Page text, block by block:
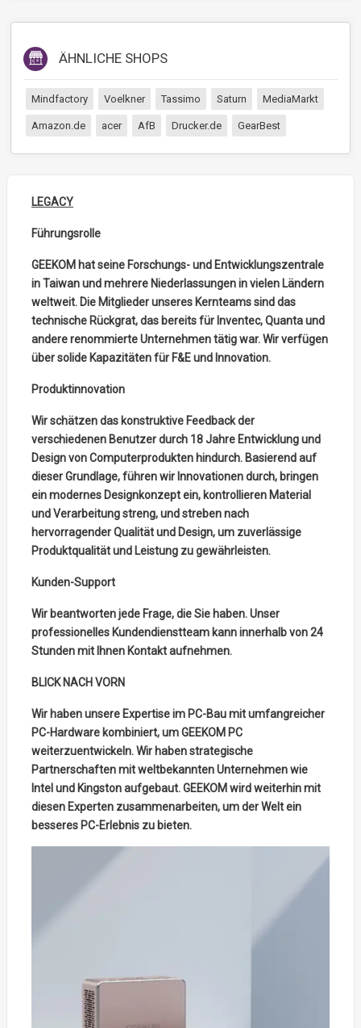
ÄHNLICHE SHOPS
Mindfactory Voelkner Tassimo Saturn MediaMarkt
Amazon.de acer AfB Drucker.de GearBest
LEGACY
Führungsrolle
GEEKOM hat seine Forschungs- und Entwicklungszentrale
in Taiwan und mehrere Niederlassungen in vielen Ländern
weltweit. Die Mitglieder unseres Kernteams sind das
technische Rückgrat, das bereits für Inventec, Quanta und
andere renommierte Unternehmen tätig war. Wir verfügen
über solide Kapazitäten für F&E und Innovation.
Produktinnovation
Wir schätzen das konstruktive Feedback der
verschiedenen Benutzer durch 18 Jahre Entwicklung und
Design von Computerprodukten hindurch. Basierend auf
dieser Grundlage, führen wir Innovationen durch, bringen
ein modernes Designkonzept ein, kontrollieren Material
und Verarbeitung streng, und streben nach
hervorragender Qualität und Design, um zuverlässige
Produktqualität und Leistung zu gewährleisten.
Kunden-Support
Wir beantworten jede Frage, die Sie haben. Unser
professionelles Kundendienstteam kann innerhalb von 24
Stunden mit Ihnen Kontakt aufnehmen.
BLICK NACH VORN
Wir haben unsere Expertise im PC-Bau mit umfangreicher
PC-Hardware kombiniert, um GEEKOM PC
weiterzuentwickeln. Wir haben strategische
Partnerschaften mit weltbekannten Unternehmen wie
Intel und Kingston aufgebaut. GEEKOM wird weiterhin mit
diesen Experten zusammenarbeiten, um der Welt ein
besseres PC-Erlebnis zu bieten.